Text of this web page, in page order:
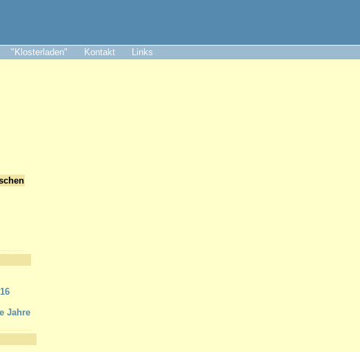
"Klosterladen" Kontakt Links
Jahre